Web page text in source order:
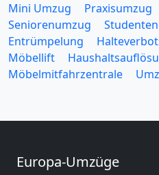
Mini Umzug
Praxisumzug
Seniorenumzug
Entrümpelung
Möbellift
Möbelmitfahrzentrale
Europa-Umzüge